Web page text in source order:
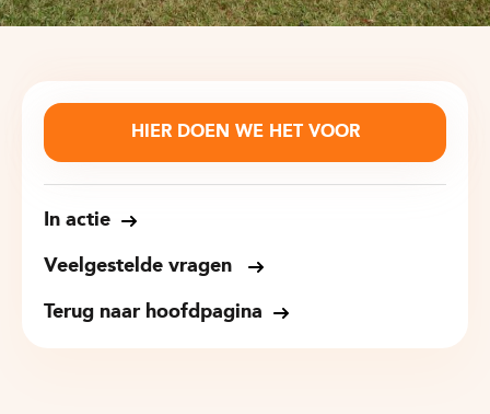
HIER DOEN WE HET VOOR
In actie
Veelgestelde vragen
Terug naar hoofdpagina